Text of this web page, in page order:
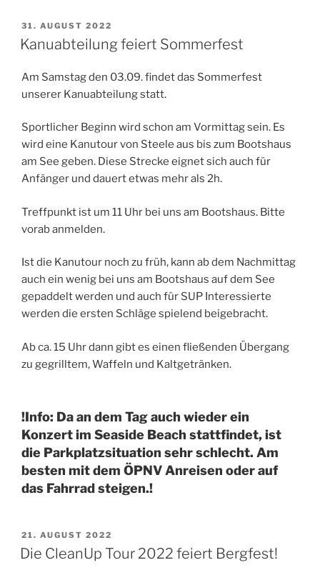
VERÖFFENTLICHT
AM
31. AUGUST 2022
Kanuabteilung feiert Sommerfest
Am Samstag den 03.09. findet das Sommerfest
unserer Kanuabteilung statt.
Sportlicher Beginn wird schon am Vormittag sein. Es
wird eine Kanutour von Steele aus bis zum Bootshaus
am See geben. Diese Strecke eignet sich auch für
Anfänger und dauert etwas mehr als 2h.
Treffpunkt ist um 11 Uhr bei uns am Bootshaus. Bitte
vorab anmelden.
Ist die Kanutour noch zu früh, kann ab dem Nachmittag
auch ein wenig bei uns am Bootshaus auf dem See
gepaddelt werden und auch für SUP Interessierte
werden die ersten Schläge spielend beigebracht.
Ab ca. 15 Uhr dann gibt es einen fließenden Übergang
zu gegrilltem, Waffeln und Kaltgetränken.
!Info: Da an dem Tag auch wieder ein
Konzert im Seaside Beach stattfindet, ist
die Parkplatzsituation sehr schlecht. Am
besten mit dem ÖPNV Anreisen oder auf
das Fahrrad steigen.!
VERÖFFENTLICHT
AM
21. AUGUST 2022
Die CleanUp Tour 2022 feiert Bergfest!